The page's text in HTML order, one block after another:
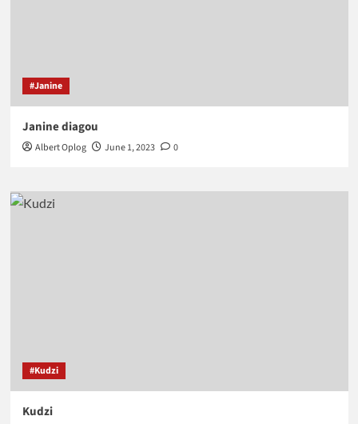
#Janine
Janine diagou
Albert Oplog June 1, 2023 0
#Kudzi
Kudzi